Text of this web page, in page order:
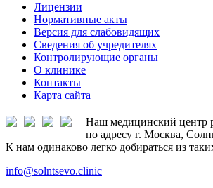
Лицензии
Нормативные акты
Версия для слабовидящих
Сведения об учредителях
Контролирующие органы
О клинике
Контакты
Карта сайта
Наш медицинский
по адресу г. Москва,
К нам одинаково легко добираться из
info@solntsevo.clinic